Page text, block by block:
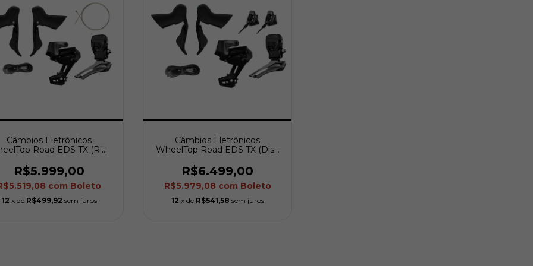
Câmbios Eletrônicos
Road EDS TX (Rim
R$5.999,00
com Boleto
12 x de R$499,92 sem juros
Câmbios Eletrônicos
WheelTop Road EDS TX (Disc
R$6.499,00
R$5.979,08 com Boleto
12 x de R$541,58 sem juros